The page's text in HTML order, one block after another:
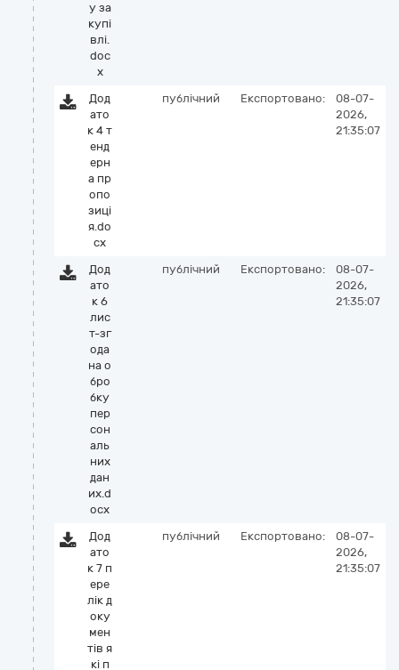
у за
купі
влі.
doc
x
Дод
ато
к 4 т
енд
ерн
а пр
опо
зиці
я.do
cx
публічний Експортовано:
08-07-
2026,
21:35:07
Дод
ато
к 6
лис
т-зг
ода
на о
бро
бку
пер
сон
аль
них
дан
их.d
ocx
публічний Експортовано:
08-07-
2026,
21:35:07
Дод
ато
к 7 п
ере
лік д
оку
мен
тів я
кі п
публічний Експортовано:
08-07-
2026,
21:35:07